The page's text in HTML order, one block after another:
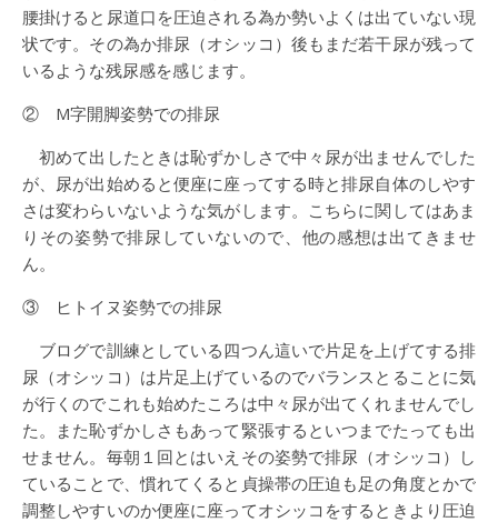
腰掛けると尿道口を圧迫される為か勢いよくは出ていない現
状です。その為か排尿（オシッコ）後もまだ若干尿が残って
いるような残尿感を感じます。
② M字開脚姿勢での排尿
初めて出したときは恥ずかしさで中々尿が出ませんでした
が、尿が出始めると便座に座ってする時と排尿自体のしやす
さは変わらいないような気がします。こちらに関してはあま
りその姿勢で排尿していないので、他の感想は出てきませ
ん。
③ ヒトイヌ姿勢での排尿
ブログで訓練としている四つん這いで片足を上げてする排
尿（オシッコ）は片足上げているのでバランスとることに気
が行くのでこれも始めたころは中々尿が出てくれませんでし
た。また恥ずかしさもあって緊張するといつまでたっても出
せません。毎朝１回とはいえその姿勢で排尿（オシッコ）し
ていることで、慣れてくると貞操帯の圧迫も足の角度とかで
調整しやすいのか便座に座ってオシッコをするときより圧迫